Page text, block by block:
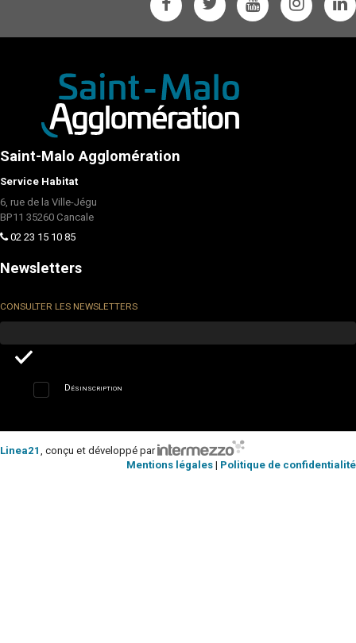
Saint-Malo Agglomération
Service Habitat
6, rue de la Ville-Jégu
BP11 35260 Cancale
02 23 15 10 85
Newsletters
CONSULTER LES NEWSLETTERS
Désinscription
Linea21 , conçu et développé par
Mentions légales | Politique de confidentialité